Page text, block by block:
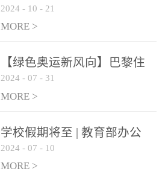
业，尽显除醛品牌实力！
2024 - 10 - 21
MORE >
【绿色奥运新风向】巴黎住
宿风波：优吸环保共建健康
绿色家居
2024 - 07 - 31
MORE >
学校假期将至 | 教育部办公
厅关于加强学校新建校舍室
内空气质量管理通知
2024 - 07 - 10
MORE >